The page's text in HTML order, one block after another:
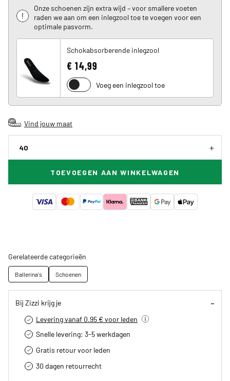
Onze schoenen zijn extra wijd – voor smallere voeten
raden we aan om een inlegzool toe te voegen voor een
optimale pasvorm.
Schokabsorberende inlegzool
€ 14,99
Voeg een inlegzool toe
Vind jouw maat
40
TOEVOEGEN AAN WINKELWAGEN
Gerelateerde categorieën
Ballerina's Schoenen
Bij Zizzi krijg je
Levering vanaf 0.95 € voor leden
Snelle levering: 3-5 werkdagen
Gratis retour voor leden
30 dagen retourrecht­